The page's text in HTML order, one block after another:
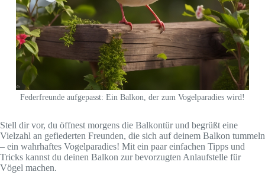
Federfreunde aufgepasst: Ein Balkon, der zum Vogelparadies wird!
Stell dir vor, du öffnest morgens die Balkontür und begrüßt eine
Vielzahl an gefiederten Freunden, die sich auf deinem Balkon tummeln
– ein wahrhaftes Vogelparadies! Mit ein paar einfachen Tipps und
Tricks kannst du deinen Balkon zur bevorzugten Anlaufstelle für
Vögel machen.